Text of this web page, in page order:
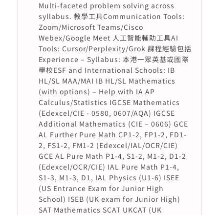
Multi-faceted problem solving across
syllabus. 教學工具Communication Tools:
Zoom/Microsoft Teams/Cisco
Webex/Google Meet 人工智能輔助工具AI
Tools: Cursor/Perplexity/Grok 課程經驗包括
Experience – Syllabus: 本港一眾英基或國際
學校ESF and International Schools: IB
HL/SL MAA/MAI IB HL/SL Mathematics
(with options) – Help with IA AP
Calculus/Statistics IGCSE Mathematics
(Edexcel/CIE - 0580, 0607/AQA) IGCSE
Additional Mathematics (CIE – 0606) GCE
AL Further Pure Math CP1-2, FP1-2, FD1-
2, FS1-2, FM1-2 (Edexcel/IAL/OCR/CIE)
GCE AL Pure Math P1-4, S1-2, M1-2, D1-2
(Edexcel/OCR/CIE) IAL Pure Math P1-4,
S1-3, M1-3, D1, IAL Physics (U1-6) ISEE
(US Entrance Exam for Junior High
School) ISEB (UK exam for Junior High)
SAT Mathematics SCAT UKCAT (UK